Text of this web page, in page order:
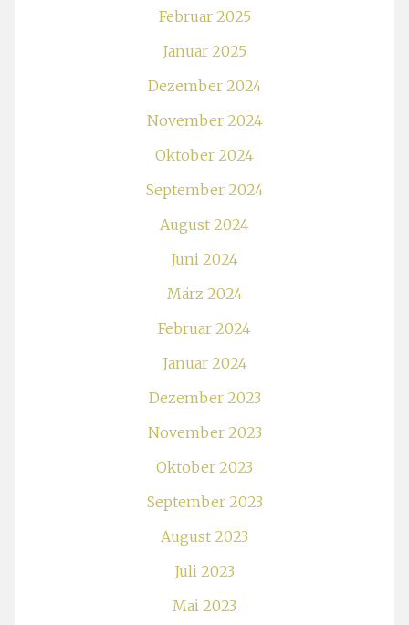
Februar 2025
Januar 2025
Dezember 2024
November 2024
Oktober 2024
September 2024
August 2024
Juni 2024
März 2024
Februar 2024
Januar 2024
Dezember 2023
November 2023
Oktober 2023
September 2023
August 2023
Juli 2023
Mai 2023